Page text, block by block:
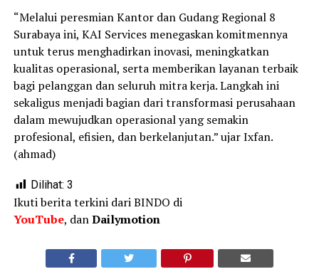
“Melalui peresmian Kantor dan Gudang Regional 8
Surabaya ini, KAI Services menegaskan komitmennya
untuk terus menghadirkan inovasi, meningkatkan
kualitas operasional, serta memberikan layanan terbaik
bagi pelanggan dan seluruh mitra kerja. Langkah ini
sekaligus menjadi bagian dari transformasi perusahaan
dalam mewujudkan operasional yang semakin
profesional, efisien, dan berkelanjutan.” ujar Ixfan.
(ahmad)
Dilihat: 3
Ikuti berita terkini dari BINDO di
YouTube, danDailymotion